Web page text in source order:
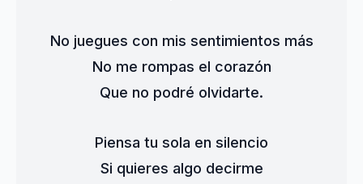
No juegues con mis sentimientos más
No me rompas el corazón
Que no podré olvidarte.
Piensa tu sola en silencio
Si quieres algo decirme